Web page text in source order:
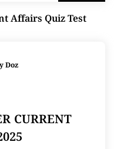
Affairs Quiz Test
Doz
CURRENT